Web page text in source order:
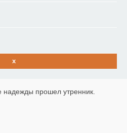
x
надежды прошел утренник.